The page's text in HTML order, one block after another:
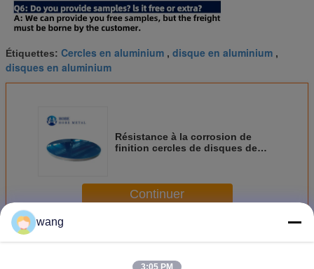
Étiquettes: Cercles en aluminium , disque en aluminium ,
disques en aluminium
Résistance à la corrosion de
finition cercles de disques de
Continuer
PlusCercles en aluminium de disques
wang
3:05 PM